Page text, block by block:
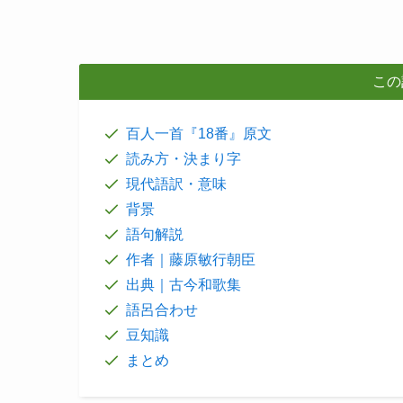
こ
百人一首『18番』原文
読み方・決まり字
現代語訳・意味
背景
語句解説
作者｜藤原敏行朝臣
出典｜古今和歌集
語呂合わせ
豆知識
まとめ